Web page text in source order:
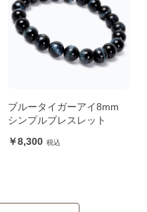
ブルータイガーアイ8mm
シンプルブレスレット
8,300